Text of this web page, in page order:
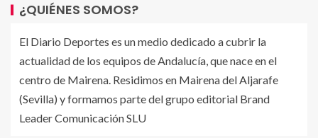
¿QUIÉNES SOMOS?
El Diario Deportes es un medio dedicado a cubrir la
actualidad de los equipos de Andalucía, que nace en el
centro de Mairena. Residimos en Mairena del Aljarafe
(Sevilla) y formamos parte del grupo editorial Brand
Leader Comunicación SLU